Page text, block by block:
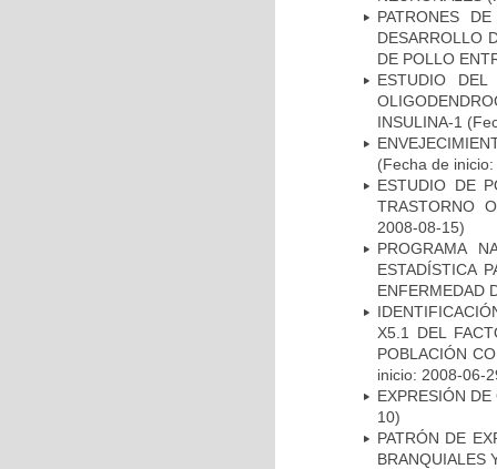
PATRONES
DESARROLLO
DE POLLO
ESTUDIO
INSULINA-1
(Fecha de
ESTUDIO DE
TRASTORNO
2008-08-15)
PROGRAMA
ESTADÍSTICA
ENFERMEDAD
X5.1 DEL
POBLACIÓN
inicio: 2008-06-
EXPRESIÓN
10)
PATRÓN DE
BRANQUIALES